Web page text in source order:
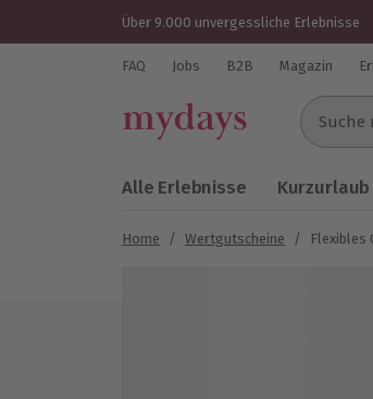
Über 9.000 unvergessliche Erlebnisse
FAQ Jobs B2B Magazin
Suche
Alle Erlebnisse Kurzurlaub
Home / Wertgutscheine / Flexibles